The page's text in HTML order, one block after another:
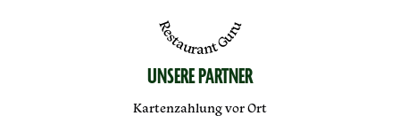
Restaurant Guru
UNSERE PARTNER
Kartenzahlung vor Ort